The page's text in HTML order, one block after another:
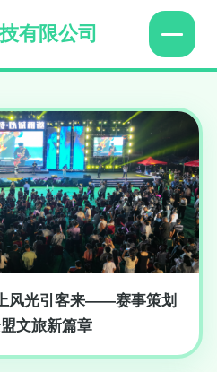
有限公司
风光引客来——赛事策划
文旅新篇章